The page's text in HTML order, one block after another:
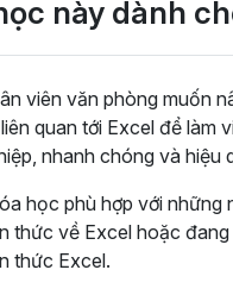
này dành
viên văn phòng muốn
quan tới Excel để làm
nhanh chóng và hiệu
học phù hợp với những
thức về Excel hoặc
thức Excel.